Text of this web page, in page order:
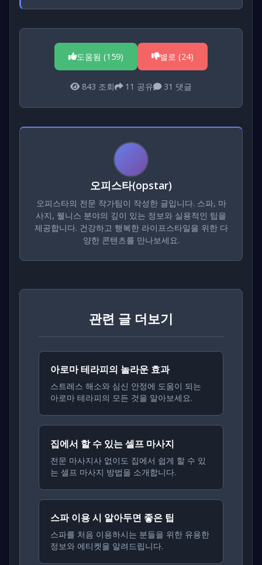
도움됨 (159) 별로 (24)
843 조회 11 공유 31 댓글
오피스타(opstar)
오피스타의 전문 작가팀이 작성한 글입니다. 스파, 마
사지, 웰니스 분야의 깊이 있는 정보와 실용적인 팁을
제공합니다. 건강하고 행복한 라이프스타일을 위한 다
양한 콘텐츠를 만나보세요.
관련 글 더보기
아로마 테라피의 놀라운 효과
스트레스 해소와 심신 안정에 도움이 되는
아로마 테라피의 모든 것을 알아보세요.
집에서 할 수 있는 셀프 마사지
전문 마사지사 없이도 집에서 쉽게 할 수 있
는 셀프 마사지 방법을 소개합니다.
스파 이용 시 알아두면 좋은 팁
스파를 처음 이용하시는 분들을 위한 유용한
정보와 에티켓을 알려드립니다.